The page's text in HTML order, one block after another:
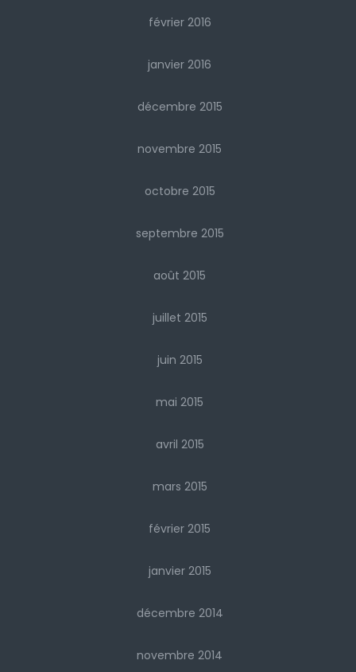
février 2016
janvier 2016
décembre 2015
novembre 2015
octobre 2015
septembre 2015
août 2015
juillet 2015
juin 2015
mai 2015
avril 2015
mars 2015
février 2015
janvier 2015
décembre 2014
novembre 2014